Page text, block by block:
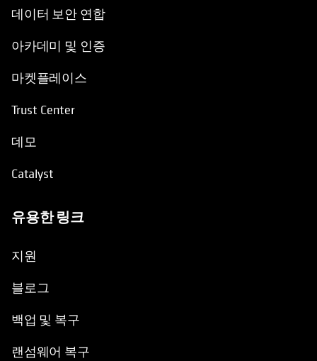
데이터 보안 연합
아카데미 및 인증
마켓플레이스
Trust Center
데모
Catalyst
유용한 링크
지원
블로그
백업 및 복구
랜섬웨어 복구